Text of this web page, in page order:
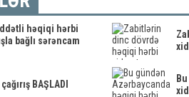
həqiqi hərbi
bağlı sərəncam
BAŞLADI